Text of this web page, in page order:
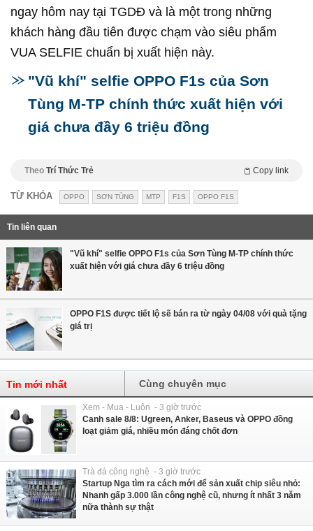
ngay hôm nay tại TGDĐ và là một trong những
khách hàng đầu tiên được chạm vào siêu phẩm
VUA SELFIE chuẩn bị xuất hiện này.
"Vũ khí" selfie OPPO F1s của Sơn
Tùng M-TP chính thức xuất hiện với
giá chưa đầy 6 triệu đồng
Theo Trí Thức Trẻ Copy link
TỪ KHÓA OPPO SƠN TÙNG MTP F1S OPPO F1S
Tin liên quan
"Vũ khí" selfie OPPO F1s của Sơn Tùng M-TP chính thức
xuất hiện với giá chưa đầy 6 triệu đồng
OPPO F1S được tiết lộ sẽ bán ra từ ngày 04/08 với quà tặng
giá trị
Tin mới nhất Cùng chuyên mục
Xem - Mua - Luôn - 3 giờ trước
Canh sale 8/8: Ugreen, Anker, Baseus và OPPO đồng
loạt giảm giá, nhiều món đáng chốt đơn
Trà đá công nghệ - 3 giờ trước
Startup Nga tìm ra cách mới để sản xuất chip siêu nhỏ:
Nhanh gấp 3.000 lần công nghệ cũ, nhưng ít nhất 3 năm
nữa thành sự thật